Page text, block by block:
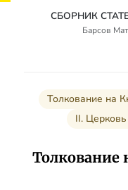
Барсов
Толкование на
II.
Толкование